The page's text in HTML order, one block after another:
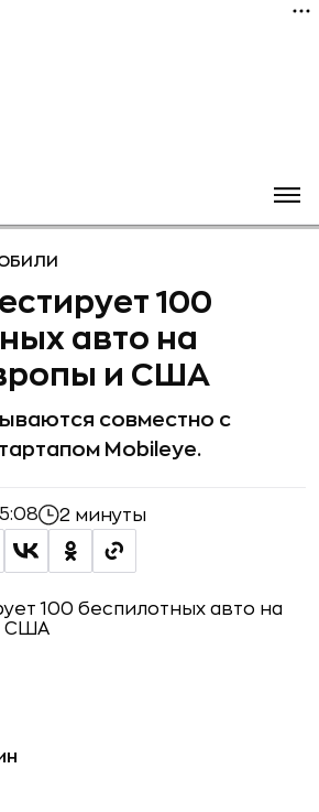
100
авто на
и США
совместно с
Mobileye.
2 минуты